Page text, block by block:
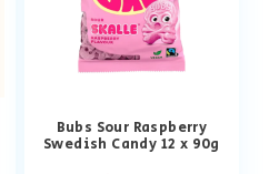
Bubs Sour Raspberry
Swedish Candy 12 x 90g